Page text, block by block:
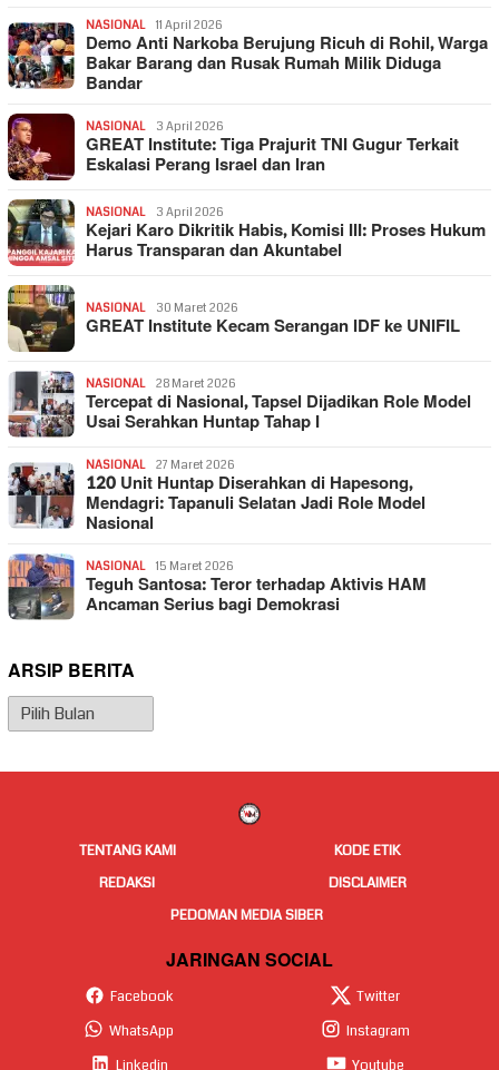
NASIONAL 11 April 2026
Demo Anti Narkoba Berujung Ricuh di Rohil, Warga
Bakar Barang dan Rusak Rumah Milik Diduga
Bandar
NASIONAL 3 April 2026
GREAT Institute: Tiga Prajurit TNI Gugur Terkait
Eskalasi Perang Israel dan Iran
NASIONAL 3 April 2026
Kejari Karo Dikritik Habis, Komisi III: Proses Hukum
Harus Transparan dan Akuntabel
NASIONAL 30 Maret 2026
GREAT Institute Kecam Serangan IDF ke UNIFIL
NASIONAL 28 Maret 2026
Tercepat di Nasional, Tapsel Dijadikan Role Model
Usai Serahkan Huntap Tahap I
NASIONAL 27 Maret 2026
120 Unit Huntap Diserahkan di Hapesong,
Mendagri: Tapanuli Selatan Jadi Role Model
Nasional
NASIONAL 15 Maret 2026
Teguh Santosa: Teror terhadap Aktivis HAM
Ancaman Serius bagi Demokrasi
ARSIP BERITA
Arsip
Berita
TENTANG KAMI
KODE ETIK
REDAKSI
DISCLAIMER
PEDOMAN MEDIA SIBER
JARINGAN SOCIAL
Facebook
Twitter
WhatsApp
Instagram
Linkedin
Youtube